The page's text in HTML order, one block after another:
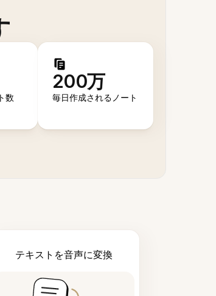
数
200万
毎日作成されるノート
テキストを音声に変換